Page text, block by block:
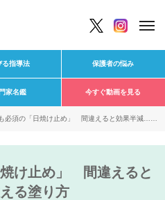
る指導法 保護者の悩み
家名鑑 今すぐ動画を見る
必須の「日焼け止め」 間違えると効果半減…専
け止め」 間違えると
る塗り方